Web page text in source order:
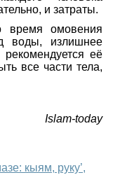
и затраты.
время омовения
воды, излишнее
её
все части тела,
Islam-today
кыям, руку’,